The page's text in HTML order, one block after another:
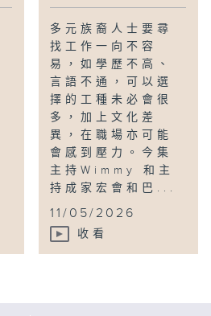
多元族裔人士要尋
找工作一向不容
易，如學歷不高、
言語不通，可以選
擇的工種未必會很
多，加上文化差
異，在職場亦可能
會感到壓力。今集
主持Wimmy 和主
持成家宏會和巴...
11/05/2026
收看